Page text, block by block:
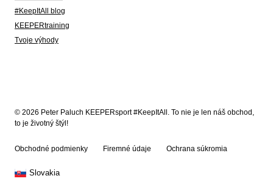
#KeepItAll blog
KEEPERtraining
Tvoje výhody
© 2026 Peter Paluch KEEPERsport #KeepItAll. To nie je len náš obchod,
to je životný štýl!
Obchodné podmienky Firemné údaje Ochrana súkromia
Slovakia